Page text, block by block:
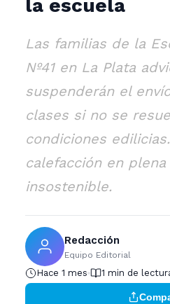
la escuela
Las familias de la
Nº41 en La Plata
suspenderán el
clases si no se
condiciones
calefacción en
insostenible.
Redacción
Equipo Editorial
Hace 1 mes 1 min de